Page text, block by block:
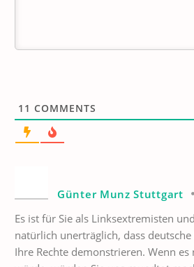
11 COMMENTS
Günter Munz Stuttgart
Es ist für Sie als Linksextremisten
natürlich unerträglich, dass
Ihre Rechte demonstrieren. Wenn es